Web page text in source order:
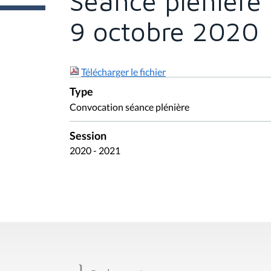
s
c9 octobre 2020
Télécharger le fichier
Type
Convocation séance plénière
Session
2020 - 2021